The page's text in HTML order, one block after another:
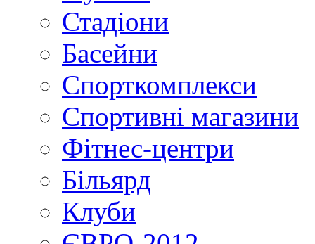
Стадіони
Басейни
Спорткомплекси
Спортивні магазини
Фітнес-центри
Більярд
Клуби